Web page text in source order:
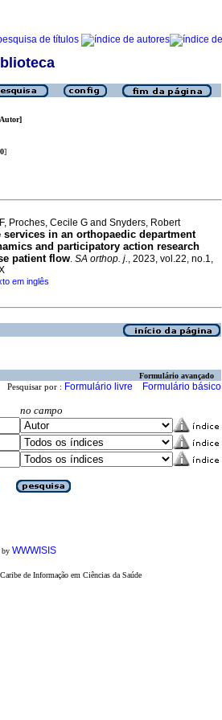
]
Proches, Cecile G and Snyders, Robert
services in an orthopaedic department
and participatory action research
patient flow. SA orthop. j., 2023, vol.22, no.1,
em inglês
Formulário avançado
Pesquisar por : Formulário livre Formulário básico
no campo
by WWWISIS
de Informação em Ciências da Saúde